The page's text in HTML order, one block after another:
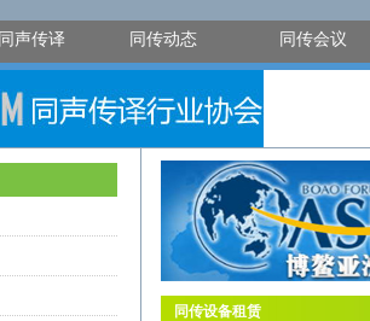
同声传译 同传动态 同传会议
同传设备租赁